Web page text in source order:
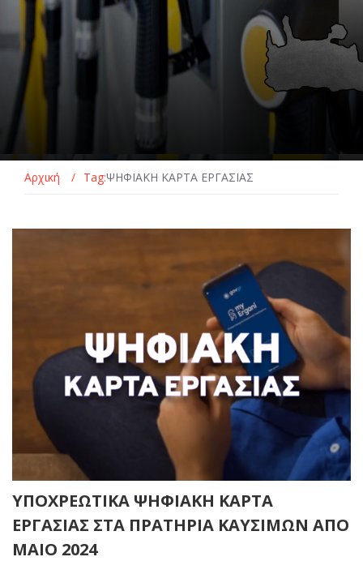
Αρχική / Tag:ΨΗΦΙΑΚΗ ΚΑΡΤΑ ΕΡΓΑΣΙΑΣ
ΥΠΟΧΡΕΩΤΙΚΑ ΨΗΦΙΑΚΗ ΚΑΡΤΑ
ΕΡΓΑΣΙΑΣ ΣΤΑ ΠΡΑΤΗΡΙΑ ΚΑΥΣΙΜΩΝ ΑΠΟ
ΜΑΙΟ 2024